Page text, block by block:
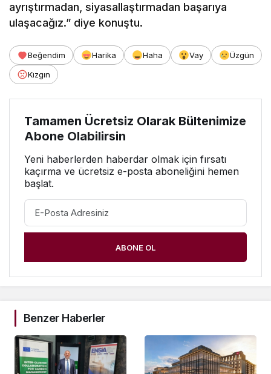
ayrıştırmadan, siyasallaştırmadan başarıya
ulaşacağız.” diye konuştu.
Beğendim Harika Haha Vay
Üzgün
Kızgın
Tamamen Ücretsiz Olarak Bültenimize
Abone Olabilirsin
Yeni haberlerden haberdar olmak için fırsatı
kaçırma ve ücretsiz e-posta aboneliğini hemen
başlat.
ABONE OL
Benzer Haberler